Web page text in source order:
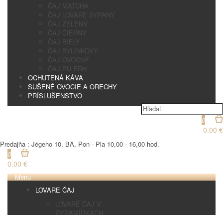
ČAJ MATCHA
ČAJ LOVARE SYPANÝ
ČAJ ZELENÝ
ČAJ ČIERNY
ČAJ BIELY
ČAJ BYLINKOVÝ
ČAJ OVOCNÝ
ČAJ PU ERH
OCHUTENÁ KÁVA
SUŠENÉ OVOCIE A ORECHY
PRÍSLUŠENSTVO
0
0.00 €
Predajňa : Jégeho 10, BA, Pon - Pia 10,00 - 16,00 hod.
0
0.00 €
Menu
LOVARE ČAJ
LOVARÉ ČAJ V
PYRAMÍDKACH